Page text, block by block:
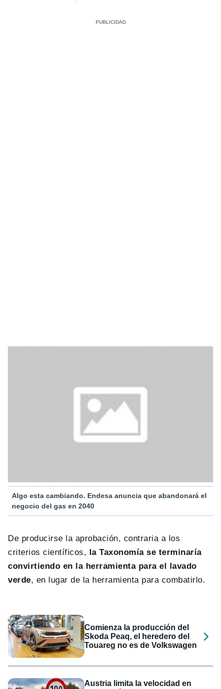
Algo esta cambiando. Endesa anuncia que abandonará el
negocio del gas en 2040
De producirse la aprobación, contraria a los
criterios científicos, la Taxonomía se terminaría
convirtiendo en la herramienta para el lavado
verde, en lugar de la herramienta para combatirlo.
Comienza la producción del
Skoda Peaq, el heredero del
Touareg no es de Volkswagen
Austria limita la velocidad en